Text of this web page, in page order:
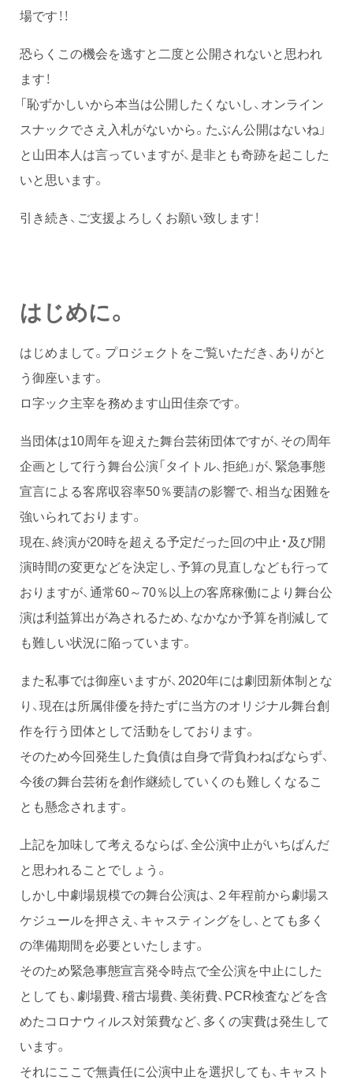
場です！！
恐らくこの機会を逃すと二度と公開されないと思われ
ます！
「恥ずかしいから本当は公開したくないし、オンライン
スナックでさえ入札がないから。たぶん公開はないね」
と山田本人は言っていますが、是非とも奇跡を起こした
いと思います。
引き続き、ご支援よろしくお願い致します！
はじめに。
はじめまして。プロジェクトをご覧いただき、ありがと
う御座います。
ロ字ック主宰を務めます山田佳奈です。
当団体は10周年を迎えた舞台芸術団体ですが、その周年
企画として行う舞台公演「タイトル、拒絶」が、緊急事態
宣言による客席収容率50％要請の影響で、相当な困難を
強いられております。
現在、終演が20時を超える予定だった回の中止・及び開
演時間の変更などを決定し、予算の見直しなども行って
おりますが、通常60～70％以上の客席稼働により舞台公
演は利益算出が為されるため、なかなか予算を削減して
も難しい状況に陥っています。
また私事では御座いますが、2020年には劇団新体制とな
り、現在は所属俳優を持たずに当方のオリジナル舞台創
作を行う団体として活動をしております。
そのため今回発生した負債は自身で背負わねばならず、
今後の舞台芸術を創作継続していくのも難しくなるこ
とも懸念されます。
上記を加味して考えるならば、全公演中止がいちばんだ
と思われることでしょう。
しかし中劇場規模での舞台公演は、２年程前から劇場ス
ケジュールを押さえ、キャスティングをし、とても多く
の準備期間を必要といたします。
そのため緊急事態宣言発令時点で全公演を中止にした
としても、劇場費、稽古場費、美術費、PCR検査などを含
めたコロナウィルス対策費など、多くの実費は発生して
います。
それにここで無責任に公演中止を選択しても、キャスト